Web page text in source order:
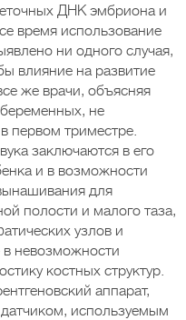
ДНК эмбриона и
время использование
ни одного случая,
влияние на развитие
же врачи, объясняя
беременных, не
первом триместре.
заключаются в его
и в возможности
для
полости и малого таза,
узлов и
невозможности
костных структур.
аппарат,
используемым